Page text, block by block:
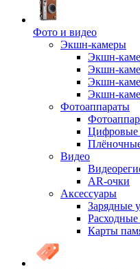
Фото и видео
Экшн-камеры
Экшн-
Экшн-
Экшн-
Экшн-
Фотоаппараты
Цифровые
Видео
AR-очки
Аксессуары
Зарядные
Карты